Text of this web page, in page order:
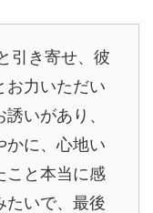
引き寄せ、彼
お力いただい
いがあり、
かに、心地い
こと本当に感
たいで、最後